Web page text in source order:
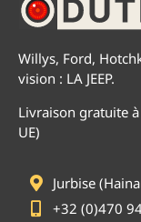
Willys, Ford,
vision : LA JEEP.
Livraison gratuite
UE)
Jurbise
+32 (0)470